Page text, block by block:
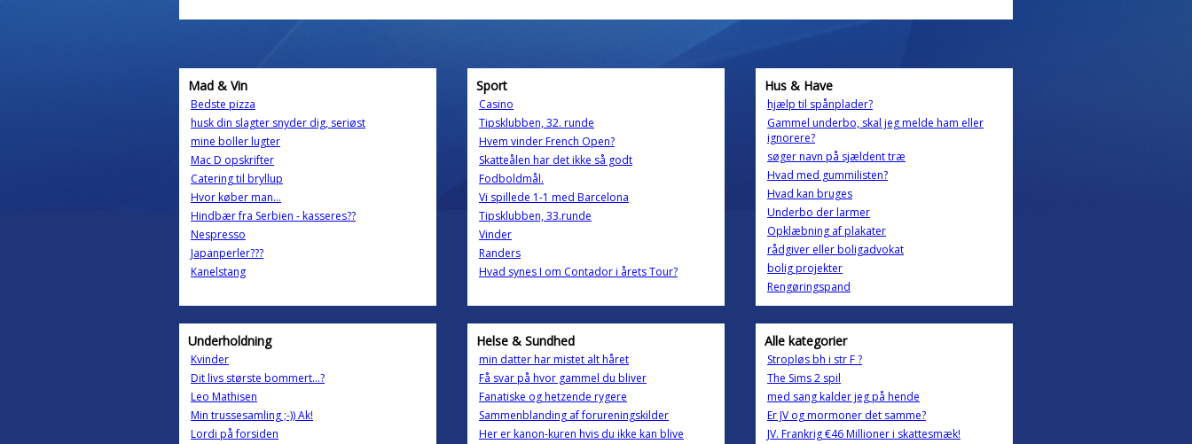
Mad & Vin
Bedste pizza
husk din slagter snyder dig, seriøst
mine boller lugter
Mac D opskrifter
Catering til bryllup
Hvor køber man...
Hindbær fra Serbien - kasseres??
Nespresso
Japanperler???
Kanelstang
Sport
Casino
Tipsklubben, 32. runde
Hvem vinder French Open?
Skatteålen har det ikke så godt
Fodboldmål.
Vi spillede 1-1 med Barcelona
Tipsklubben, 33.runde
Vinder
Randers
Hvad synes I om Contador i årets Tour?
Hus & Have
hjælp til spånplader?
Gammel underbo, skal jeg melde ham eller
ignorere?
søger navn på sjældent træ
Hvad med gummilisten?
Hvad kan bruges
Underbo der larmer
Opklæbning af plakater
rådgiver eller boligadvokat
bolig projekter
Rengøringspand
Underholdning
Kvinder
Dit livs største bommert...?
Leo Mathisen
Min trussesamling ;-)) Ak!
Lordi på forsiden
Helse & Sundhed
min datter har mistet alt håret
Få svar på hvor gammel du bliver
Fanatiske og hetzende rygere
Sammenblanding af forureningskilder
Her er kanon-kuren hvis du ikke kan blive
Alle kategorier
Stropløs bh i str F ?
The Sims 2 spil
med sang kalder jeg på hende
Er JV og mormoner det samme?
JV. Frankrig €46 Millioner i skattesmæk!